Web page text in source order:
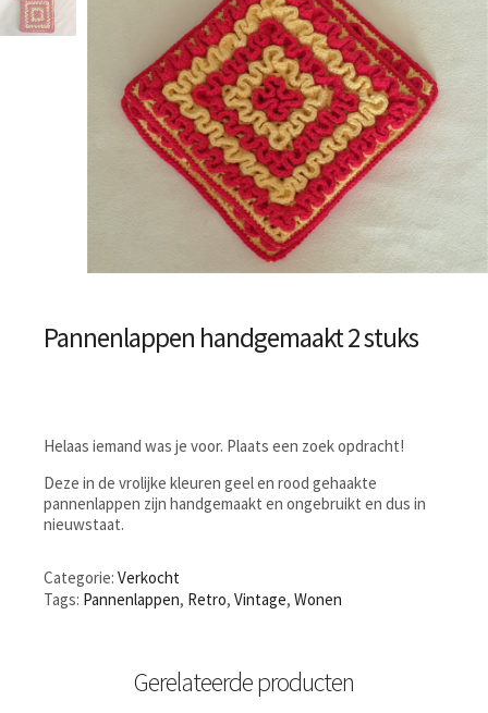
Pannenlappen handgemaakt 2 stuks
Helaas iemand was je voor. Plaats een zoek opdracht!
Deze in de vrolijke kleuren geel en rood gehaakte
pannenlappen zijn handgemaakt en ongebruikt en dus in
nieuwstaat.
Categorie: Verkocht
Tags: Pannenlappen, Retro, Vintage, Wonen
Gerelateerde producten